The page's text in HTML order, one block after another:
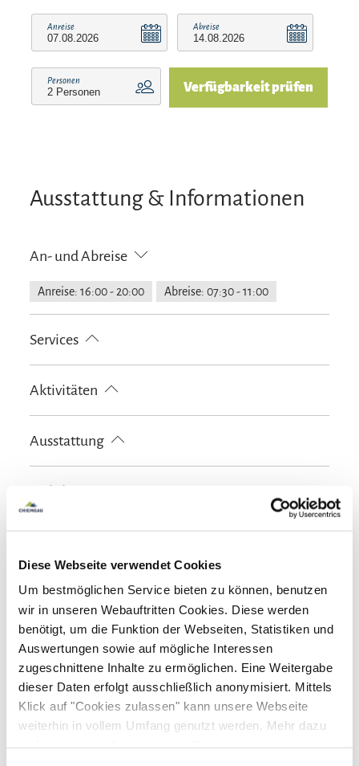
Diese Webseite verwendet Cookies
Um bestmöglichen Service bieten zu können, benutzen
wir in unseren Webauftritten Cookies. Diese werden
benötigt, um die Funktion der Webseiten, Statistiken und
Auswertungen sowie auf mögliche Interessen
zugeschnittene Inhalte zu ermöglichen. Eine Weitergabe
dieser Daten erfolgt ausschließlich anonymisiert. Mittels
Klick auf "Cookies zulassen" kann unsere Webseite
weiterhin in vollem Umfang genutzt werden. Mehr dazu
steht in unserer Datenschutzerklärung.
Anreise Abreise
Personen Verfügbarkeit prüfen
Ausstattung & Informationen
An- und Abreise
Anreise: 16:00 - 20:00 Abreise: 07:30 - 11:00
Services
Aktivitäten
Ausstattung
Bereiche sind Nichtraucherzonen)
Gemeinschaftsbereiche
Garten Grillmöglichkeit
Sonnenstühle/-liegen
Terrasse
Sprachen
Familienangebote
Bücher, DVDs, Musik für Kinder